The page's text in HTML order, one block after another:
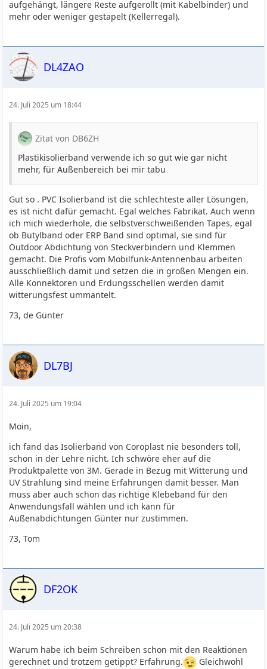
aufgehängt, längere Reste aufgerollt (mit Kabelbinder) und
mehr oder weniger gestapelt (Kellerregal).
DL4ZAO
24. Juli 2025 um 18:44
Zitat von DB6ZH
Plastikisolierband verwende ich so gut wie gar nicht
mehr, für Außenbereich bei mir tabu
Gut so . PVC Isolierband ist die schlechteste aller Lösungen,
es ist nicht dafür gemacht. Egal welches Fabrikat. Auch wenn
ich mich wiederhole, die selbstverschweißenden Tapes, egal
ob Butylband oder ERP Band sind optimal, sie sind für
Outdoor Abdichtung von Steckverbindern und Klemmen
gemacht. Die Profis vom Mobilfunk-Antennenbau arbeiten
ausschließlich damit und setzen die in großen Mengen ein.
Alle Konnektoren und Erdungsschellen werden damit
witterungsfest ummantelt.
73, de Günter
DL7BJ
24. Juli 2025 um 19:04
Moin,
ich fand das Isolierband von Coroplast nie besonders toll,
schon in der Lehre nicht. Ich schwöre eher auf die
Produktpalette von 3M. Gerade in Bezug mit Witterung und
UV Strahlung sind meine Erfahrungen damit besser. Man
muss aber auch schon das richtige Klebeband für den
Anwendungsfall wählen und ich kann für
Außenabdichtungen Günter nur zustimmen.
73, Tom
DF2OK
24. Juli 2025 um 20:38
Warum habe ich beim Schreiben schon mit den Reaktionen
gerechnet und trotzem getippt? Erfahrung.
Gleichwohl